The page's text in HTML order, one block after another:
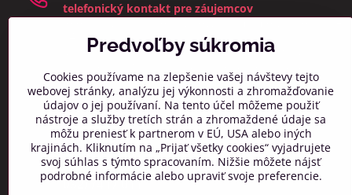
telefonický kontakt pre záujemcov
telefonáty a osobné návštevy prijímame v čase 8:00 –
14:00
(zmeškané hovory a osobné návštevy mimo týchto
info​@hospictn​.sk
všeobecný kontaktný mail
0918 606 261
všeobecný telefonický kontakt
032/7417 011
Predvoľby súkromia
Cookies používame na zlepšenie vašej návštevy tejto
webovej stránky, analýzu jej výkonnosti a zhromažďovanie
údajov o jej používaní. Na tento účel môžeme použiť
nástroje a služby tretích strán a zhromaždené údaje sa
môžu preniesť k partnerom v EÚ, USA alebo iných
krajinách. Kliknutím na „Prijať všetky cookies“ vyjadrujete
svoj súhlas s týmto spracovaním. Nižšie môžete nájsť
podrobné informácie alebo upraviť svoje preferencie.